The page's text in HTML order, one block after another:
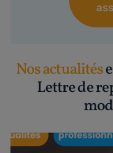
Nos actualités
Lettre de